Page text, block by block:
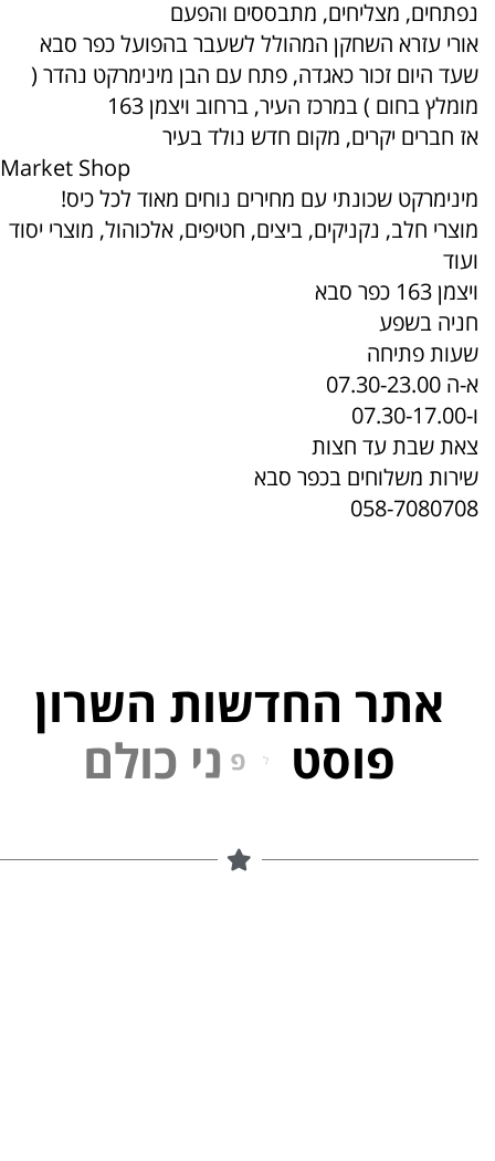
נפתחים, מצליחים, מתבססים והפעם
אורי עזרא השחקן המהולל לשעבר בהפועל כפר סבא
שעד היום זכור כאגדה, פתח עם הבן מינימרקט נהדר (
מומלץ בחום ) במרכז העיר, ברחוב ויצמן 163
אז חברים יקרים, מקום חדש נולד בעיר
Market Shop
מינימרקט שכונתי עם מחירים נוחים מאוד לכל כיס!
מוצרי חלב, נקניקים, ביצים, חטיפים, אלכוהול, מוצרי יסוד
ועוד
ויצמן 163 כפר סבא
חניה בשפע
שעות פתיחה
א-ה 07.30-23.00
ו-07.30-17.00
צאת שבת עד חצות
שירות משלוחים בכפר סבא
058-7080708
אתר החדשות השרון
פוסט